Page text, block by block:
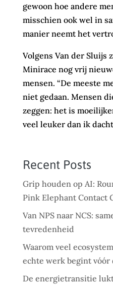
gewoon hoe andere
misschien ook wel in
manier neemt het
Volgens Van der Sluijs
Minirace nog vrij
mensen. “De meeste
niet gedaan. Mensen
zeggen: het is
veel leuker dan ik
Recent Posts
Grip houden op AI:
Pink Elephant Contact
Van NPS naar NCS:
tevredenheid
Waarom veel
echte werk begint vóór
De energietransitie